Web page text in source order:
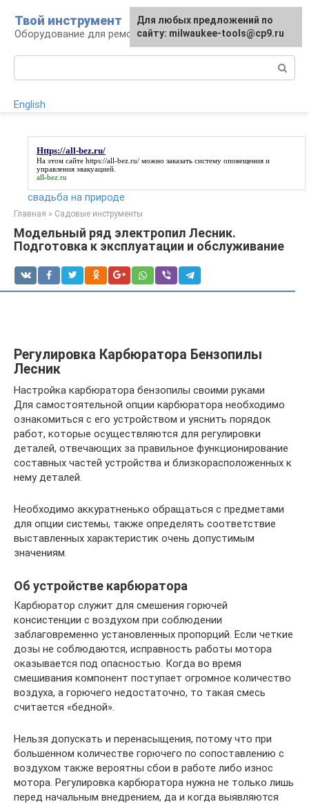
контенту
Твой инструмент
Оборудование для ремонтных работ
English
Https://all-bez.ru/
На этом сайте https://all-bez.ru/ можно заказать систему оповещения и
управления эвакуацией.
all-bez.ru
свадьба на природе
Главная » Садовые инструменты
Модельный ряд электропил Лесник.
Подготовка к эксплуатации и обслуживание
Регулировка Карбюратора Бензопилы
Лесник
Настройка карбюратора бензопилы своими руками
Для самостоятельной опции карбюратора необходимо
ознакомиться с его устройством и уяснить порядок
работ, которые осуществляются для регулировки
деталей, отвечающих за правильное функционирование
составных частей устройства и близкорасположенных к
нему деталей.
Необходимо аккуратненько обращаться с предметами
для опции системы, также определять соответствие
выставленных характеристик очень допустимым
значениям.
Об устройстве карбюратора
Карбюратор служит для смешения горючей
консистенции с воздухом при соблюдении
заблаговременно установленных пропорций. Если четкие
дозы не соблюдаются, исправность работы мотора
оказывается под опасностью. Когда во время
смешивания компонент поступает огромное количество
воздуха, а горючего недостаточно, то такая смесь
считается «бедной».
Нельзя допускать и перенасыщения, потому что при
большенном количестве горючего по сопоставлению с
воздухом также вероятны сбои в работе либо износ
мотора. Регулировка карбюратора нужна не только лишь
перед начальным внедрением, да и когда выявляются
Для любых предложений по
сайту: milwaukee-tools@cp9.ru